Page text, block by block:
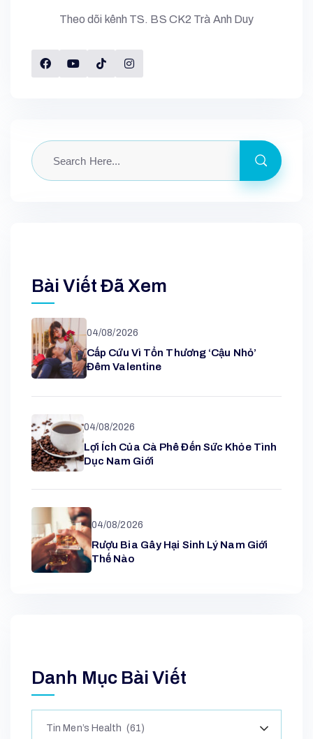
Theo dõi kênh TS. BS CK2 Trà Anh Duy
Bài Viết Đã Xem
04/08/2026
Cấp Cứu Vì Tổn Thương ‘cậu Nhỏ’
Đêm Valentine
04/08/2026
Lợi Ích Của Cà Phê Đến Sức Khỏe Tình
Dục Nam Giới
04/08/2026
Rượu Bia Gây Hại Sinh Lý Nam Giới
Thế Nào
Danh Mục Bài Viết
Tin Men’s Health (61)